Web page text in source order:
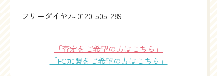
フリーダイヤル 0120-505-289
「査定をご希望の方はこちら」
「FC加盟をご希望の方はこちら」